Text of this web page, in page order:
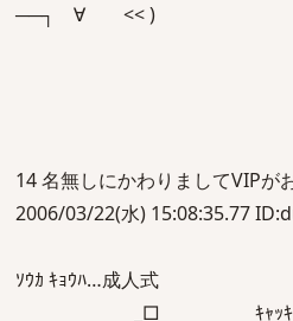
──┐ ∀ << )
14 名無しにかわりましてVIPが
2006/03/22(水) 15:08:35.77
ｿｳｶ ｷｮｳﾊ…成人式
_□ ｷｬｯｷｬ